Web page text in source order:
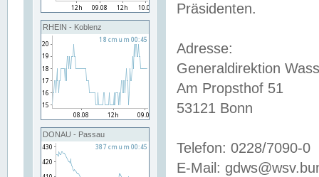
RHEIN - Koblenz
DONAU - Passau
Präsidenten.
Adresse:
Generaldirektion
Am Propsthof 51
53121 Bonn
Telefon: 0228/7090-0
E-Mail: